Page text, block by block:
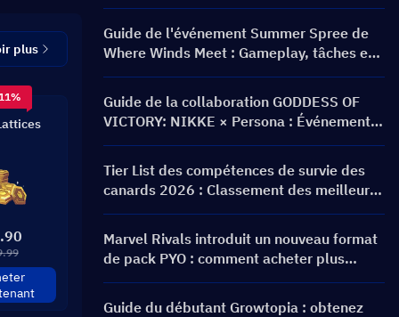
plus
Cinéma Mental
Guide de l'événement Summer Spree de
Where Winds Meet : Gameplay, tâches et
récompenses
Guide de la collaboration GODDESS OF
VICTORY: NIKKE × Persona : Événement
PERSONA ON FRONTLINE, personnages,
bannières et récompenses
Tier List des compétences de survie des
canards 2026 : Classement des meilleures
compétences et guide de build
Marvel Rivals introduit un nouveau format
de pack PYO : comment acheter plus
intelligemment lors de la mise à jour de la
boutique de la saison 9.5
Guide du débutant Growtopia : obtenez